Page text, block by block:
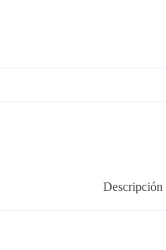
Descripción